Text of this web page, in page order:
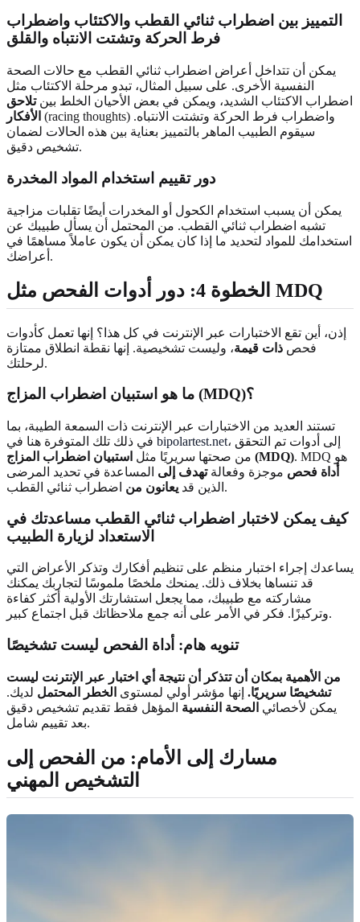
التمييز بين اضطراب ثنائي القطب والاكتئاب واضطراب
فرط الحركة وتشتت الانتباه والقلق
يمكن أن تتداخل أعراض اضطراب ثنائي القطب مع حالات الصحة
النفسية الأخرى. على سبيل المثال، تبدو مرحلة الاكتئاب مثل
اضطراب الاكتئاب الشديد، ويمكن في بعض الأحيان الخلط بينتلاحق
الأفكار (racing thoughts) واضطراب فرط الحركة وتشتت الانتباه.
سيقوم الطبيب الماهر بالتمييز بعناية بين هذه الحالات لضمان
تشخيص دقيق.
دور تقييم استخدام المواد المخدرة
يمكن أن يسبب استخدام الكحول أو المخدرات أيضًا تقلبات مزاجية
تشبه اضطراب ثنائي القطب. من المحتمل أن يسأل طبيبك عن
استخدامك للمواد لتحديد ما إذا كان يمكن أن يكون عاملاً مساهمًا في
أعراضك.
الخطوة 4: دور أدوات الفحص مثل MDQ
إذن، أين تقع الاختبارات عبر الإنترنت في كل هذا؟ إنها تعمل كأدوات
فحص ذات قيمة، وليست تشخيصية. إنها نقطة انطلاق ممتازة
لرحلتك.
ما هو استبيان اضطراب المزاج (MDQ)؟
تستند العديد من الاختبارات عبر الإنترنت ذات السمعة الطيبة، بما
bipolartest.net، إلى أدوات تم التحقق
من صحتها سريريًا مثل استبيان اضطراب المزاج (MDQ)
. MDQ هو
أداة فحص موجزة وفعالةتهدف إلى المساعدة في تحديد المرضى
الذين قد يعانون من اضطراب ثنائي القطب.
كيف يمكن لاختبار اضطراب ثنائي القطب مساعدتك في
الاستعداد لزيارة الطبيب
يساعدك إجراء اختبار منظم على تنظيم أفكارك وتذكر الأعراض التي
قد تنساها بخلاف ذلك. يمنحك ملخصًا ملموسًا لتجاربك يمكنك
مشاركته مع طبيبك، مما يجعل استشارتك الأولية أكثر كفاءة
وتركيزًا. فكر في الأمر على أنه جمع ملاحظاتك قبل اجتماع كبير.
تنويه هام: أداة الفحص ليست تشخيصًا
من الأهمية بمكان أن تتذكر أن نتيجة أي اختبار عبر الإنترنت ليست
تشخيصًا سريريًا. إنها مؤشر أولي لمستوى الخطر المحتمل لديك.
يمكن لأخصائي الصحة النفسية المؤهل فقط تقديم تشخيص دقيق
بعد تقييم شامل.
مسارك إلى الأمام: من الفحص إلى
التشخيص المهني